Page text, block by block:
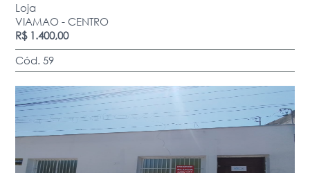
Loja
VIAMAO - CENTRO
R$ 1.400,00
Cód. 59